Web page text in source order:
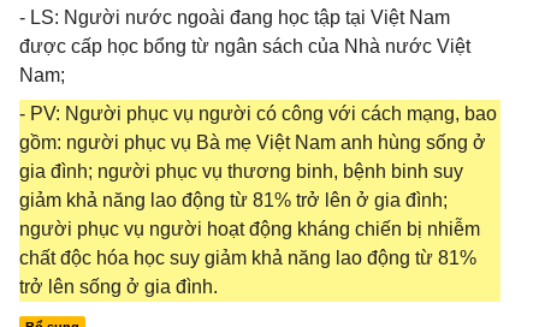
- LS: Người nước ngoài đang học tập tại Việt Nam
được cấp học bổng từ ngân sách của Nhà nước Việt
Nam;
- PV: Người phục vụ người có công với cách mạng, bao
gồm: người phục vụ Bà mẹ Việt Nam anh hùng sống ở
gia đình; người phục vụ thương binh, bệnh binh suy
giảm khả năng lao động từ 81% trở lên ở gia đình;
người phục vụ người hoạt động kháng chiến bị nhiễm
chất độc hóa học suy giảm khả năng lao động từ 81%
trở lên sống ở gia đình.